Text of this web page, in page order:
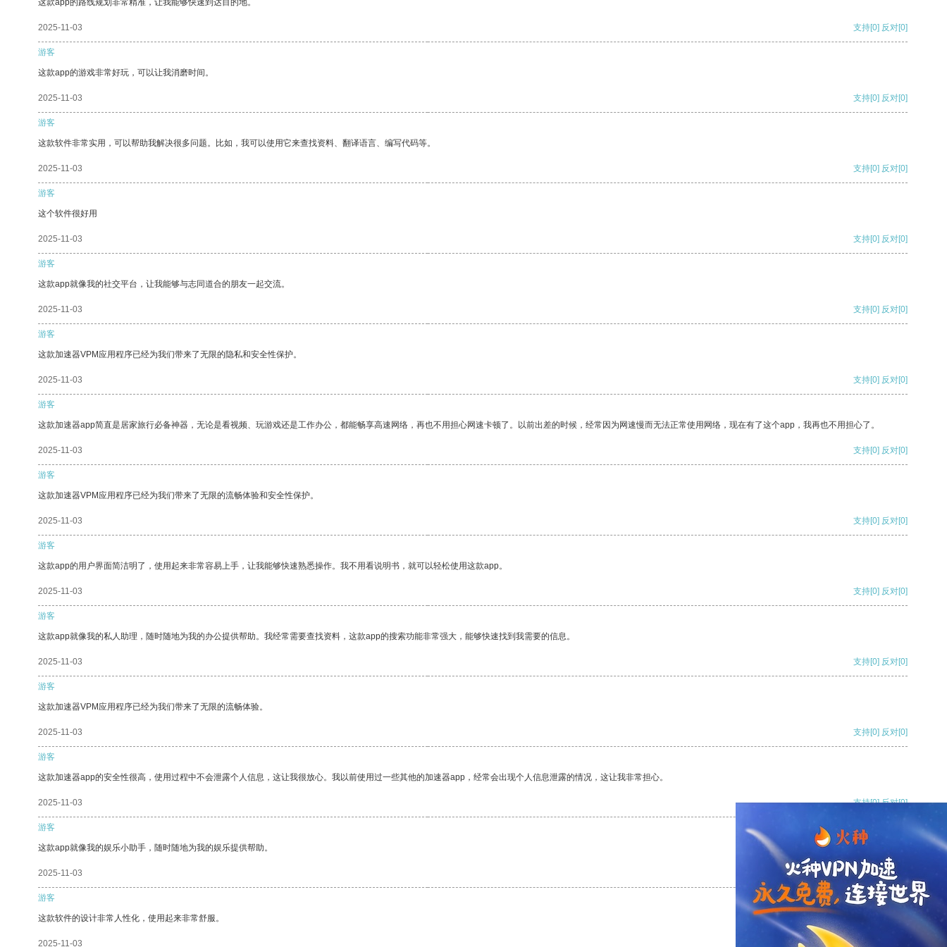
这款app的路线规划非常精准，让我能够快速到达目的地。
2025-11-03 支持[0] 反对[0]
游客
这款app的游戏非常好玩，可以让我消磨时间。
2025-11-03 支持[0] 反对[0]
游客
这款软件非常实用，可以帮助我解决很多问题。比如，我可以使用它来查找资料、翻译语言、编写代码等。
2025-11-03 支持[0] 反对[0]
游客
这个软件很好用
2025-11-03 支持[0] 反对[0]
游客
这款app就像我的社交平台，让我能够与志同道合的朋友一起交流。
2025-11-03 支持[0] 反对[0]
游客
这款加速器VPM应用程序已经为我们带来了无限的隐私和安全性保护。
2025-11-03 支持[0] 反对[0]
游客
这款加速器app简直是居家旅行必备神器，无论是看视频、玩游戏还是工作办公，都能畅享高速网络，再也不用担心网速卡顿了。以前出差的时候，经常因为网速慢而无法正常使用网络，现在有了这个app，我再也不用担心了。
2025-11-03 支持[0] 反对[0]
游客
这款加速器VPM应用程序已经为我们带来了无限的流畅体验和安全性保护。
2025-11-03 支持[0] 反对[0]
游客
这款app的用户界面简洁明了，使用起来非常容易上手，让我能够快速熟悉操作。我不用看说明书，就可以轻松使用这款app。
2025-11-03 支持[0] 反对[0]
游客
这款app就像我的私人助理，随时随地为我的办公提供帮助。我经常需要查找资料，这款app的搜索功能非常强大，能够快速找到我需要的信息。
2025-11-03 支持[0] 反对[0]
游客
这款加速器VPM应用程序已经为我们带来了无限的流畅体验。
2025-11-03 支持[0] 反对[0]
游客
这款加速器app的安全性很高，使用过程中不会泄露个人信息，这让我很放心。我以前使用过一些其他的加速器app，经常会出现个人信息泄露的情况，这让我非常担心。
2025-11-03 支持[0] 反对[0]
游客
这款app就像我的娱乐小助手，随时随地为我的娱乐提供帮助。
2025-11-03 支持[0] 反对
游客
这款软件的设计非常人性化，使用起来非常舒服。
2025-11-03 支持